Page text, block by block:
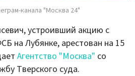
канала "Москва 24"
устроивший акцию с
на Лубянке, арестован на 15
Агентство "Москва" со
Тверского суда.